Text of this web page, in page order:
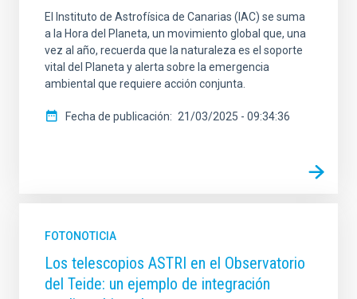
El Instituto de Astrofísica de Canarias (IAC) se suma
a la Hora del Planeta, un movimiento global que, una
vez al año, recuerda que la naturaleza es el soporte
vital del Planeta y alerta sobre la emergencia
ambiental que requiere acción conjunta.
Fecha de publicación 21/03/2025 - 09:34:36
FOTONOTICIA
Los telescopios ASTRI en el Observatorio
del Teide: un ejemplo de integración